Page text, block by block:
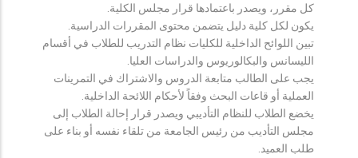
كل مقرر، ويصدر باعتمادها قرار مجلس الكلية.
يكون لكل كلية دليل يتضمن محتوى المقررات الدراسية.
تبين اللوائح الداخلية للكليات نظام التدريب للطلاب في أقسام
الليسانس والبكالوريوس والدراسات العليا.
يجب على الطالب متابعة الدروس والاشتراك في التمرينات
العملية أو قاعات البحث وفقاً لأحكام اللائحة الداخلية.
يخضع الطلاب للنظام التأديبي ويصدر قرار إحالة الطلاب إلى
مجلس التأديب من رئيس الجامعة من تلقاء نفسه أو بناء على
طلب العميد.